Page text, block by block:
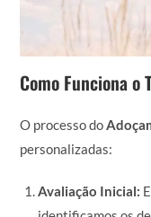
Como Funciona o
O processo do
personalizadas:
Avaliação Inicial: